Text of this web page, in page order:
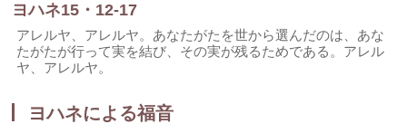
ヨハネ15・12-17
アレルヤ、アレルヤ。あなたがたを世から選んだのは、あな
たがたが行って実を結び、その実が残るためである。アレル
ヤ、アレルヤ。
ヨハネによる福音